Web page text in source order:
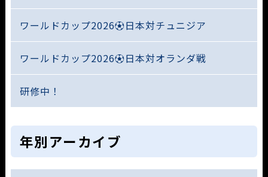
ワールドカップ2026⚽日本対チュニジア
ワールドカップ2026⚽日本対オランダ戦
研修中！
年別アーカイブ